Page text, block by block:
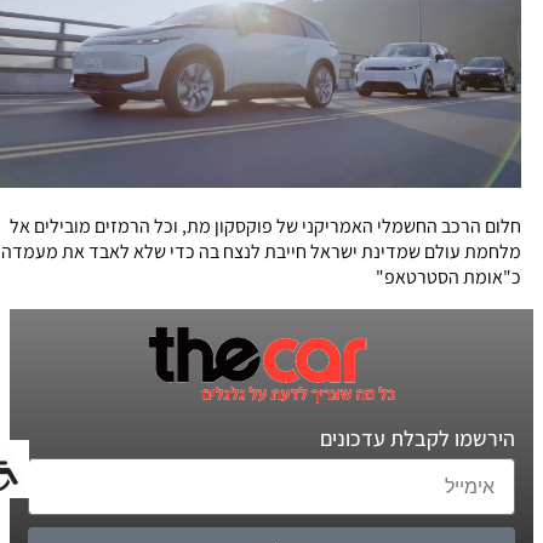
חלום הרכב החשמלי האמריקני של פוקסקון מת, וכל הרמזים מובילים אל
מלחמת עולם שמדינת ישראל חייבת לנצח בה כדי שלא לאבד את מעמדה
כ"אומת הסטרטאפ"
הירשמו לקבלת עדכונים